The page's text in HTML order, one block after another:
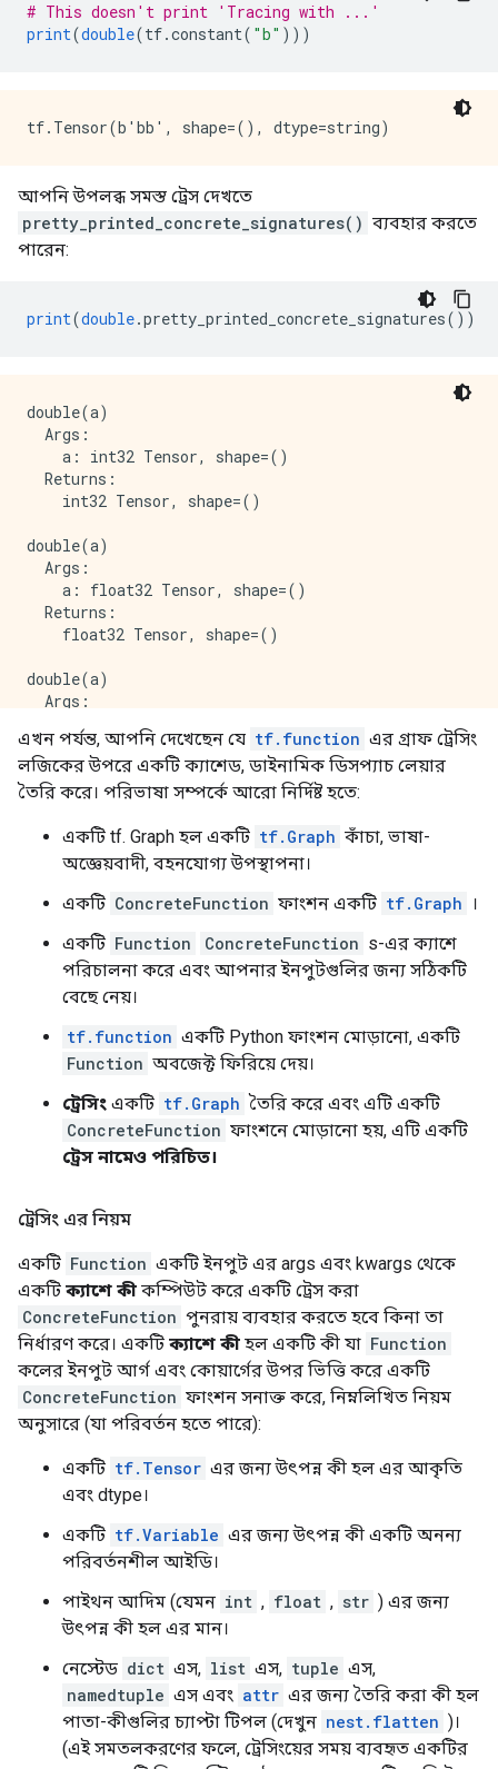
# This doesn't print 'Tracing with ...'
print(double(tf.constant( "b" )))
আপনি উপলব্ধ সমস্ত ট্রেস দেখতে
pretty_printed_concrete_signatures() ব্যবহার করতে
পারেন:
print(double.pretty_printed_concrete_signatures())
double(a)
  Args:
    a: int32 Tensor, shape=()
  Returns:
    int32 Tensor, shape=()
double(a)
  Args:
    a: float32 Tensor, shape=()
  Returns:
    float32 Tensor, shape=()
double(a)
  Args:
    a: string Tensor, shape=()
  Returns:
এখন পর্যন্ত, আপনি দেখেছেন যে tf.function এর গ্রাফ ট্রেসিং
লজিকের উপরে একটি ক্যাশেড, ডাইনামিক ডিসপ্যাচ লেয়ার
তৈরি করে। পরিভাষা সম্পর্কে আরো নির্দিষ্ট হতে:
একটি tf. Graph হল একটি tf.Graph কাঁচা, ভাষা-
অজ্ঞেয়বাদী, বহনযোগ্য উপস্থাপনা।
একটি ConcreteFunction ফাংশন একটি tf.Graph
।
একটি Function ConcreteFunction s-এর ক্যাশে
পরিচালনা করে এবং আপনার ইনপুটগুলির জন্য সঠিকটি
বেছে নেয়।
tf.function একটি Python ফাংশন মোড়ানো, একটি
Function অবজেক্ট ফিরিয়ে দেয়।
ট্রেসিং একটি tf.Graph তৈরি করে এবং এটি একটি
ConcreteFunction ফাংশনে মোড়ানো হয়, এটি একটি
ট্রেস নামেও পরিচিত।
ট্রেসিং এর নিয়ম
একটি Function একটি ইনপুট এর args এবং kwargs থেকে
একটি ক্যাশে কী কম্পিউট করে একটি ট্রেস করা
ConcreteFunction পুনরায় ব্যবহার করতে হবে কিনা তা
নির্ধারণ করে। একটি ক্যাশে কী হল একটি কী যা Function
কলের ইনপুট আর্গ এবং কোয়ার্গের উপর ভিত্তি করে একটি
ConcreteFunction ফাংশন সনাক্ত করে, নিম্নলিখিত নিয়ম
অনুসারে (যা পরিবর্তন হতে পারে):
একটি tf.Tensor এর জন্য উৎপন্ন কী হল এর আকৃতি
এবং dtype।
একটি tf.Variable এর জন্য উৎপন্ন কী একটি অনন্য
পরিবর্তনশীল আইডি।
পাইথন আদিম (যেমন int , float , str ) এর জন্য
উৎপন্ন কী হল এর মান।
নেস্টেড dict এস, list এস, tuple এস,
namedtuple এস এবং attr এর জন্য তৈরি করা কী হল
পাতা-কীগুলির চ্যাপ্টা টিপল (দেখুন nest.flatten )।
(এই সমতলকরণের ফলে, ট্রেসিংয়ের সময় ব্যবহৃত একটির